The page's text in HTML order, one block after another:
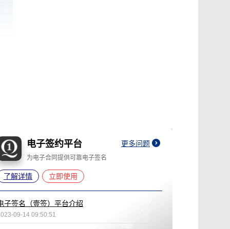
电子签约平台 更多问题
为电子合同提供可靠电子签名
了解详情 立即使用
子签名（壹签）平台介绍
09-14 09:50:51